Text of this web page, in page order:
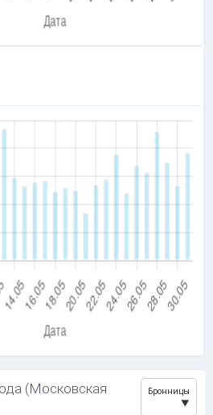
(Московская
Бронницы